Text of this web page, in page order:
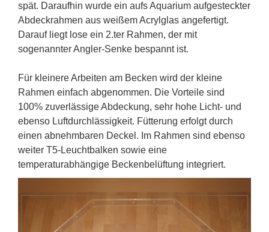
spät. Daraufhin wurde ein aufs Aquarium aufgesteckter
Abdeckrahmen aus weißem Acrylglas angefertigt.
Darauf liegt lose ein 2.ter Rahmen, der mit
sogenannter Angler-Senke bespannt ist.
Für kleinere Arbeiten am Becken wird der kleine
Rahmen einfach abgenommen. Die Vorteile sind
100% zuverlässige Abdeckung, sehr hohe Licht- und
ebenso Luftdurchlässigkeit. Fütterung erfolgt durch
einen abnehmbaren Deckel. Im Rahmen sind ebenso
weiter T5-Leuchtbalken sowie eine
temperaturabhängige Beckenbelüftung integriert.